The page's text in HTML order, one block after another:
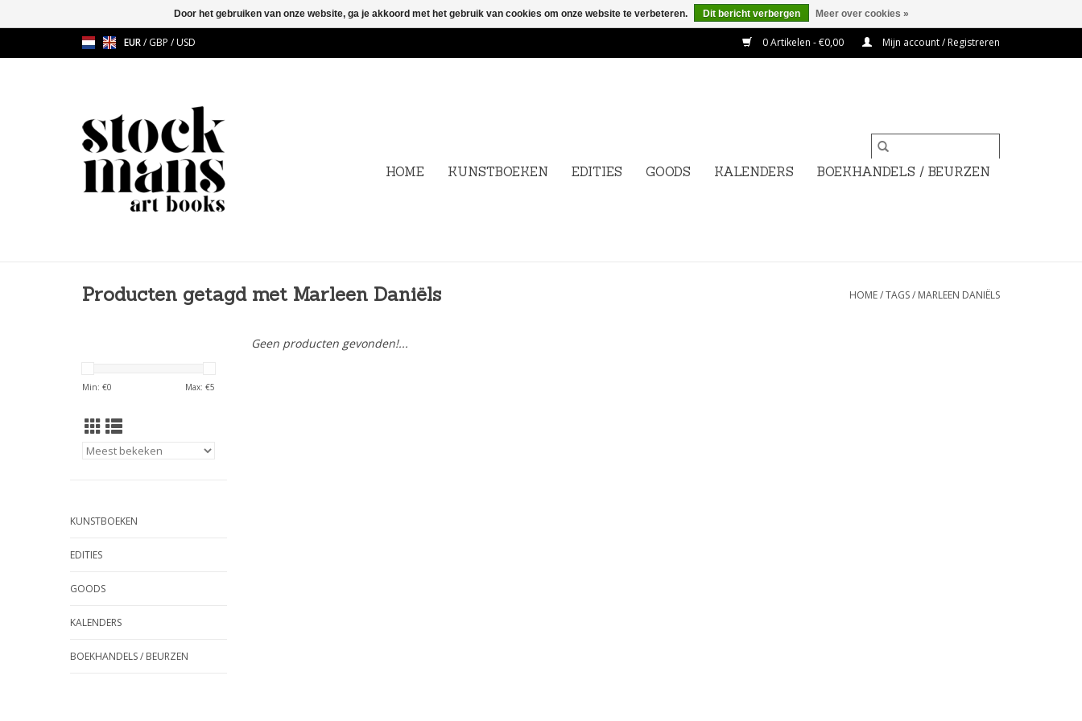
EUR/GBP /USD 0 Artikelen - €0,00 Mijn account / Registreren
HOME KUNSTBOEKEN EDITIES GOODS KALENDERS BOEKHANDELS / BEURZEN
Producten getagd met Marleen Daniëls HOME/TAGS/ MARLEEN DANIËLS
Min: €0 Max: €5
KUNSTBOEKEN
EDITIES
GOODS
KALENDERS
BOEKHANDELS / BEURZEN
Geen producten gevonden!...
Door het gebruiken van onze website, ga je akkoord met het gebruik van cookies om onze website te verbeteren. Dit bericht verbergen Meer over cookies »